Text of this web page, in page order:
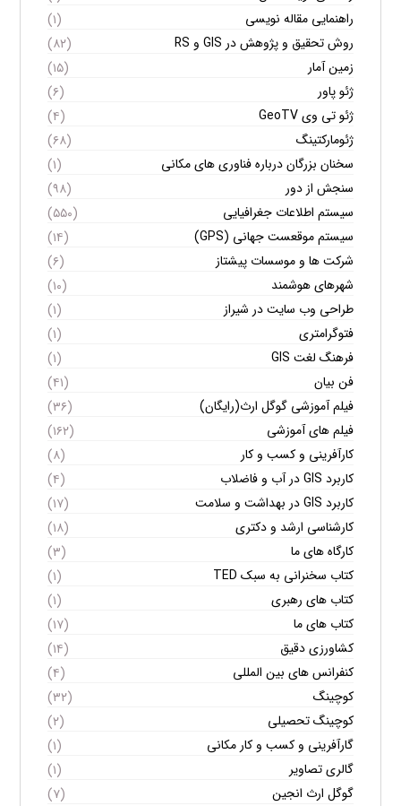
راهنمایی مقاله نویسی
(۱)
روش تحقیق و پژوهش در GIS و RS
(۸۲)
زمین آمار
(۱۵)
ژئو پاور
(۶)
ژئو تی وی GeoTV
(۴)
ژئومارکتینگ
(۶۸)
سخنان بزرگان درباره فناوری های مکانی
(۱)
سنجش از دور
(۹۸)
سیستم اطلاعات جغرافیایی
(۵۵۰)
سیستم موقعست جهانی (GPS)
(۱۴)
شرکت ها و موسسات پیشتاز
(۶)
شهرهای هوشمند
(۱۰)
طراحی وب سایت در شیراز
(۱)
فتوگرامتری
(۱)
فرهنگ لغت GIS
(۱)
فن بیان
(۴۱)
فیلم آموزشی گوگل ارث(رایگان)
(۳۶)
فیلم های آموزشی
(۱۶۲)
کارآفرینی و کسب و کار
(۸)
کاربرد GIS در آب و فاضلاب
(۴)
کاربرد GIS در بهداشت و سلامت
(۱۷)
کارشناسی ارشد و دکتری
(۱۸)
کارگاه های ما
(۳)
کتاب سخنرانی به سبک TED
(۱)
کتاب های رهبری
(۱)
کتاب های ما
(۱۷)
کشاورزی دقیق
(۱۴)
کنفرانس های بین المللی
(۴)
کوچینگ
(۳۲)
کوچینگ تحصیلی
(۲)
گارآفرینی و کسب و کار مکانی
(۱)
گالری تصاویر
(۱)
گوگل ارث انجین
(۷)